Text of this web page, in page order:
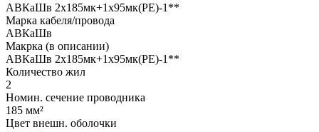
АВКаШв 2x185мк+1x95мк(PE)-1**
Марка кабеля/провода
АВКаШв
Макрка (в описании)
АВКаШв 2x185мк+1x95мк(PE)-1**
Количество жил
2
Номин. сечение проводника
185 мм²
Цвет внешн. оболочки